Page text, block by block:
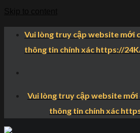
Vui lòng truy cập website mới
thông tin chính xác https://
Vui lòng truy cập website mới
thông tin chính xác